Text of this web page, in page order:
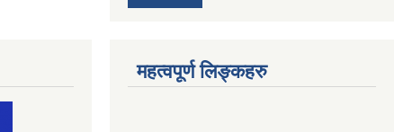
महत्वपूर्ण लिङ्कहरु